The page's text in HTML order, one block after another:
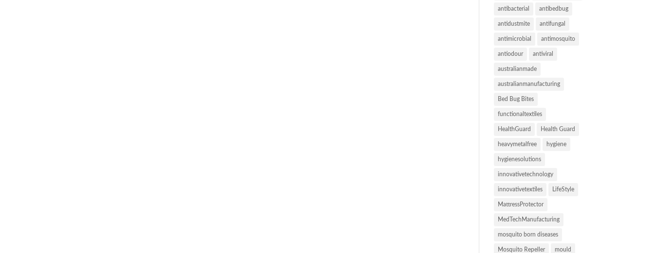
antibacterial antibedbug
antidustmite antifungal
antimicrobial antimosquito
antiodour antiviral
australianmade
australianmanufacturing
Bed Bug Bites
functionaltextiles
HealthGuard Health Guard
heavymetalfree hygiene
hygienesolutions
innovativetechnology
innovativetextiles LifeStyle
MattressProtector
MedTechManufacturing
mosquito born diseases
Mosquito Repeller mould